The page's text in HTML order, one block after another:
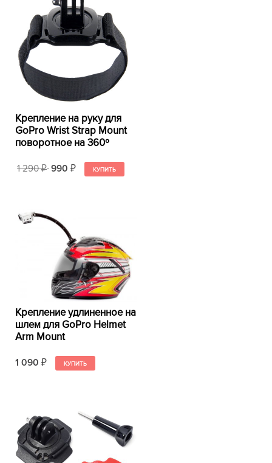
Крепление на руку для
GoPro Wrist Strap Mount
поворотное на 360º
1 290₽ 990 ₽
Крепление удлиненное на
шлем для GoPro Helmet
Arm Mount
1 090 ₽